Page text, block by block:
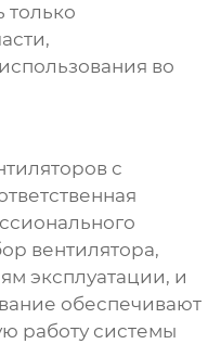
только
во
с
вентилятора,
эксплуатации, и
обеспечивают
работу системы